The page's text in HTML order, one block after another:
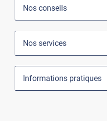
Nos conseils
Nos services
Informations pratiques